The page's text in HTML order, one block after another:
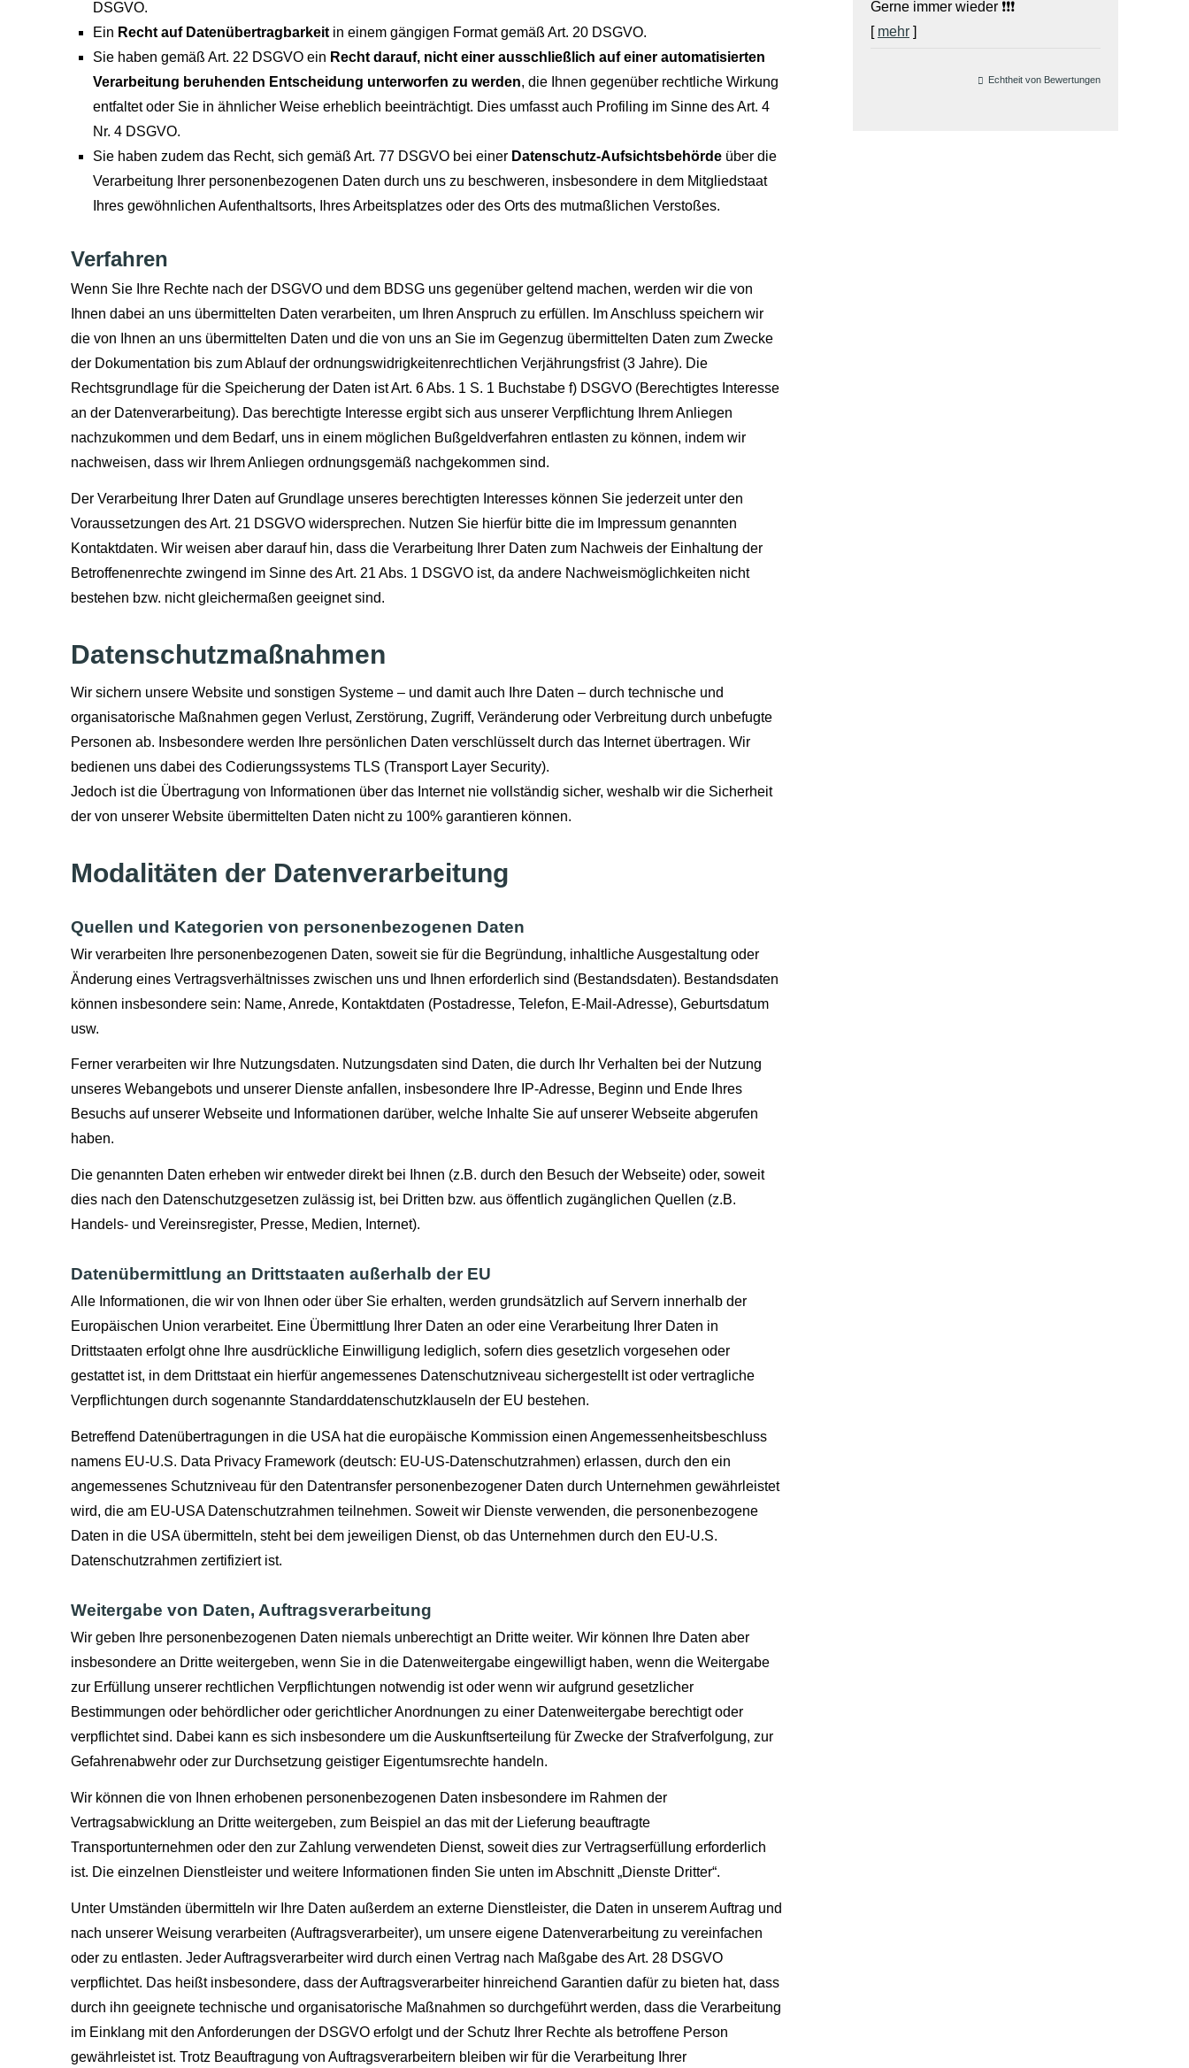
Gerne immer wieder ❗️❗️❗️
[ mehr ]
Echtheit von Bewertungen
DSGVO.
Ein Recht auf Datenübertragbarkeit in einem gängigen Format gemäß Art. 20 DSGVO.
Sie haben gemäß Art. 22 DSGVO ein Recht darauf, nicht einer ausschließlich auf einer automatisierten
Verarbeitung beruhenden Entscheidung unterworfen zu werden, die Ihnen gegenüber rechtliche Wirkung
entfaltet oder Sie in ähnlicher Weise erheblich beeinträchtigt. Dies umfasst auch Profiling im Sinne des Art. 4
Nr. 4 DSGVO.
Sie haben zudem das Recht, sich gemäß Art. 77 DSGVO bei einer Datenschutz-Aufsichtsbehörde über die
Verarbeitung Ihrer personenbezogenen Daten durch uns zu beschweren, insbesondere in dem Mitgliedstaat
Ihres gewöhnlichen Aufenthaltsorts, Ihres Arbeitsplatzes oder des Orts des mutmaßlichen Verstoßes.
Verfahren
Wenn Sie Ihre Rechte nach der DSGVO und dem BDSG uns gegenüber geltend machen, werden wir die von
Ihnen dabei an uns übermittelten Daten verarbeiten, um Ihren Anspruch zu erfüllen. Im Anschluss speichern wir
die von Ihnen an uns übermittelten Daten und die von uns an Sie im Gegenzug übermittelten Daten zum Zwecke
der Dokumentation bis zum Ablauf der ordnungswidrigkeitenrechtlichen Verjährungsfrist (3 Jahre). Die
Rechtsgrundlage für die Speicherung der Daten ist Art. 6 Abs. 1 S. 1 Buchstabe f) DSGVO (Berechtigtes Interesse
an der Datenverarbeitung). Das berechtigte Interesse ergibt sich aus unserer Verpflichtung Ihrem Anliegen
nachzukommen und dem Bedarf, uns in einem möglichen Bußgeldverfahren entlasten zu können, indem wir
nachweisen, dass wir Ihrem Anliegen ordnungsgemäß nachgekommen sind.
Der Verarbeitung Ihrer Daten auf Grundlage unseres berechtigten Interesses können Sie jederzeit unter den
Voraussetzungen des Art. 21 DSGVO widersprechen. Nutzen Sie hierfür bitte die im Impressum genannten
Kontaktdaten. Wir weisen aber darauf hin, dass die Verarbeitung Ihrer Daten zum Nachweis der Einhaltung der
Betroffenenrechte zwingend im Sinne des Art. 21 Abs. 1 DSGVO ist, da andere Nachweismöglichkeiten nicht
bestehen bzw. nicht gleichermaßen geeignet sind.
Datenschutzmaßnahmen
Wir sichern unsere Website und sonstigen Systeme – und damit auch Ihre Daten – durch technische und
organisatorische Maßnahmen gegen Verlust, Zerstörung, Zugriff, Veränderung oder Verbreitung durch unbefugte
Per­sonen ab. Insbesondere werden Ihre persönlichen Daten verschlüsselt durch das Internet übertragen. Wir
bedienen uns dabei des Codierungssystems TLS (Transport Layer Security).
Jedoch ist die Übertragung von Informationen über das Internet nie vollständig sicher, weshalb wir die Sicherheit
der von unserer Website übermittelten Daten nicht zu 100% garantieren können.
Modalitäten der Datenverarbeitung
Quellen und Kategorien von personenbezogenen Daten
Wir verarbeiten Ihre personenbezogenen Daten, soweit sie für die Begründung, inhaltliche Ausgestaltung oder
Änderung eines Vertragsverhältnisses zwischen uns und Ihnen erforderlich sind (Bestandsdaten). Bestandsdaten
können insbesondere sein: Name, Anrede, Kontaktdaten (Postadresse, Telefon, E-Mail-Adresse), Geburts­datum
usw.
Ferner verarbeiten wir Ihre Nutzungsdaten. Nutzungsdaten sind Daten, die durch Ihr Verhalten bei der Nutzung
unseres Webangebots und unserer Dienste anfallen, insbesondere Ihre IP-Adresse, Beginn und Ende Ihres
Besuchs auf unserer Webseite und Informationen darüber, welche Inhalte Sie auf unserer Webseite abgerufen
haben.
Die genannten Daten erheben wir entweder direkt bei Ihnen (z.B. durch den Besuch der Webseite) oder, soweit
dies nach den Datenschutzgesetzen zulässig ist, bei Dritten bzw. aus öffentlich zugänglichen Quellen (z.B.
Handels- und Vereinsregister, Presse, Medien, Internet).
Datenübermittlung an Drittstaaten außerhalb der EU
Alle Informationen, die wir von Ihnen oder über Sie erhalten, werden grundsätzlich auf Servern innerhalb der
Europäischen Union verarbeitet. Eine Übermittlung Ihrer Daten an oder eine Verarbeitung Ihrer Daten in
Drittstaaten erfolgt ohne Ihre ausdrückliche Einwilligung lediglich, sofern dies gesetzlich vorgesehen oder
gestattet ist, in dem Drittstaat ein hierfür angemessenes Datenschutzniveau sichergestellt ist oder vertragliche
Verpflichtungen durch sogenannte Standarddatenschutzklauseln der EU bestehen.
Betreffend Datenübertragungen in die USA hat die europäische Kommission einen Angemessenheitsbeschluss
namens EU-U.S. Data Privacy Framework (deutsch: EU-US-Datenschutzrahmen) erlassen, durch den ein
angemessenes Schutzniveau für den Datentransfer personenbezogener Daten durch Unternehmen gewährleistet
wird, die am EU-USA Datenschutzrahmen teilnehmen. Soweit wir Dienste verwenden, die personenbezogene
Daten in die USA übermitteln, steht bei dem jeweiligen Dienst, ob das Unternehmen durch den EU-U.S.
Datenschutzrahmen zertifiziert ist.
Weitergabe von Daten, Auftragsverarbeitung
Wir geben Ihre personenbezogenen Daten niemals unberechtigt an Dritte weiter. Wir können Ihre Daten aber
insbesondere an Dritte weitergeben, wenn Sie in die Datenweitergabe eingewilligt haben, wenn die Weitergabe
zur Erfüllung unserer rechtlichen Verpflichtungen notwendig ist oder wenn wir aufgrund gesetzlicher
Bestimmungen oder behördlicher oder gerichtlicher Anordnungen zu einer Datenweitergabe berechtigt oder
verpflichtet sind. Dabei kann es sich insbesondere um die Auskunftserteilung für Zwecke der Strafverfolgung, zur
Gefahrenabwehr oder zur Durchsetzung geistiger Eigentumsrechte handeln.
Wir können die von Ihnen erhobenen personenbezogenen Daten insbesondere im Rahmen der
Vertragsabwicklung an Dritte weitergeben, zum Beispiel an das mit der Lieferung beauftragte
Transportunternehmen oder den zur Zahlung verwendeten Dienst, soweit dies zur Vertragserfüllung erforderlich
ist. Die einzelnen Dienstleister und weitere Informationen finden Sie unten im Abschnitt „Dienste Dritter“.
Unter Umständen übermitteln wir Ihre Daten außerdem an externe Dienstleister, die Daten in unserem Auftrag und
nach unserer Weisung verarbeiten (Auftragsverarbeiter), um unsere eigene Datenverarbeitung zu vereinfachen
oder zu entlasten. Jeder Auftragsverarbeiter wird durch einen Vertrag nach Maßgabe des Art. 28 DSGVO
verpflichtet. Das heißt insbesondere, dass der Auftragsverarbeiter hinreichend Garantien dafür zu bieten hat, dass
durch ihn geeignete technische und organisatorische Maßnahmen so durchgeführt werden, dass die Verarbeitung
im Einklang mit den Anforderungen der DSGVO erfolgt und der Schutz Ihrer Rechte als betroffene Person
gewährleistet ist. Trotz Beauftragung von Auftragsverarbeitern bleiben wir für die Verarbeitung Ihrer